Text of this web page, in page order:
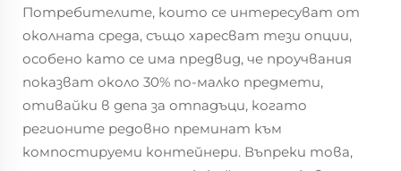
Потребителите, които се интересуват от
околната среда, също харесват тези опции,
особено като се има предвид, че проучвания
показват около 30% по-малко предмети,
отивайки в депа за отпадъци, когато
регионите редовно преминат към
компостируеми контейнери. Въпреки това,